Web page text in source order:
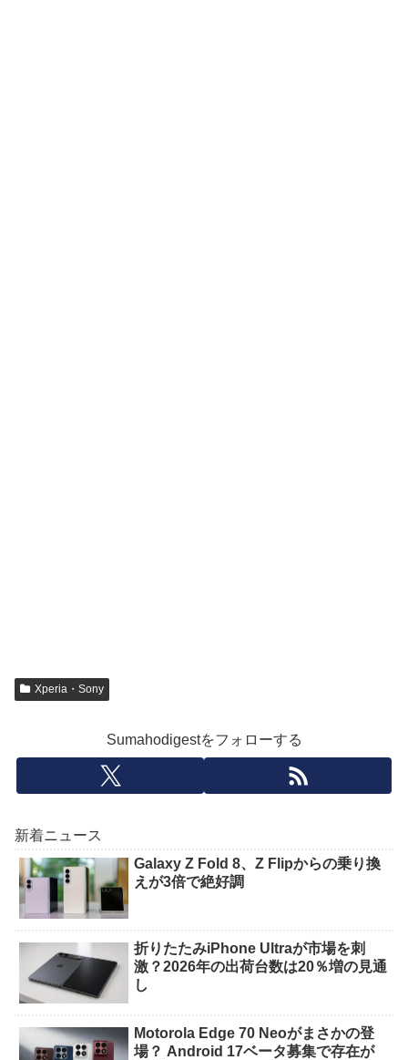
Xperia・Sony
Sumahodigestをフォローする
新着ニュース
Galaxy Z Fold 8、Z Flipからの乗り換
えが3倍で絶好調
折りたたみiPhone Ultraが市場を刺
激？2026年の出荷台数は20％増の見通
し
Motorola Edge 70 Neoがまさかの登
場？ Android 17ベータ募集で存在が